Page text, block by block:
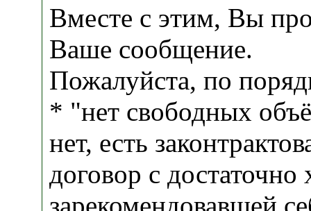
Вместе с этим, Вы
Ваше сообщение.
Пожалуйста, по
* "нет свободных
нет, есть
договор с
зарекомендовавшей